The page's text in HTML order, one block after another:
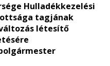
Hulladékkezelési
tagjának
létesítő